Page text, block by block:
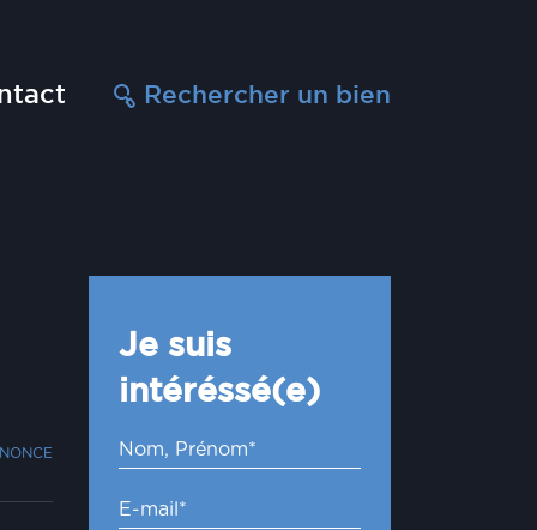
Rechercher un bien
Je suis
intéréssé(e)